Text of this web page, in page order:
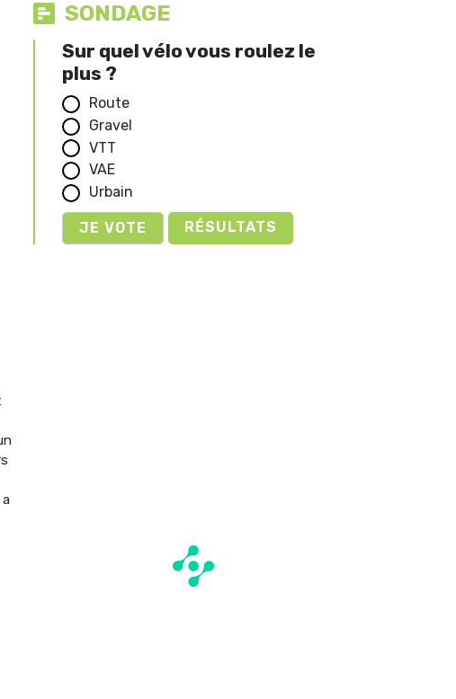
SONDAGE
Sur quel vélo vous roulez le
plus ?
Route
Gravel
VTT
VAE
Urbain
RÉSULTATS